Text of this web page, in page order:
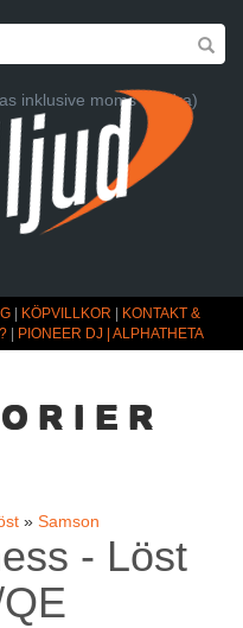
inklusive moms (Ändra)
KÖPVILLKOR
KONTAKT &
PIONEER DJ | ALPHATHETA
» Samson
- Löst